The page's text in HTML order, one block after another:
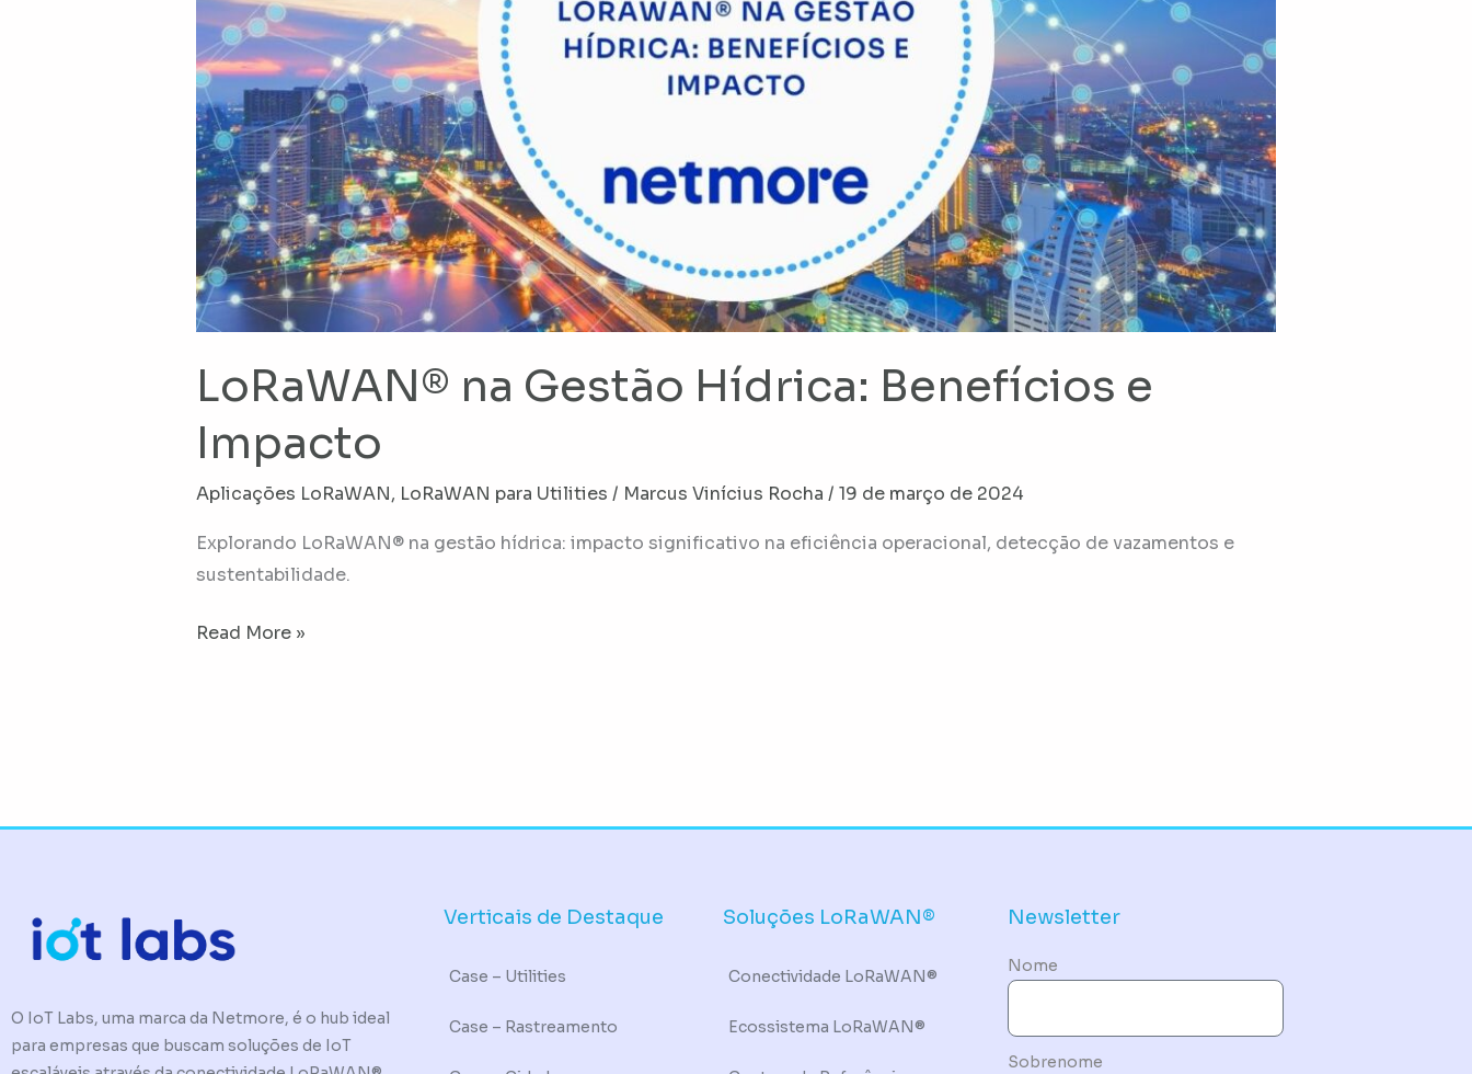
LoRaWAN® na Gestão Hídrica: Benefícios e
Impacto
Aplicações LoRaWAN, LoRaWAN para Utilities / Marcus Vinícius Rocha / 19 de março de 2024
Explorando LoRaWAN® na gestão hídrica: impacto significativo na eficiência operacional, detecção de vazamentos e
sustentabilidade.
Read More »
O IoT Labs, uma marca da Netmore, é o hub ideal
para empresas que buscam soluções de IoT
Verticais de Destaque
Case – Utilities
Case – Rastreamento
Soluções LoRaWAN®
Conectividade LoRaWAN®
Ecossistema LoRaWAN®
Newsletter
Nome
Sobrenome